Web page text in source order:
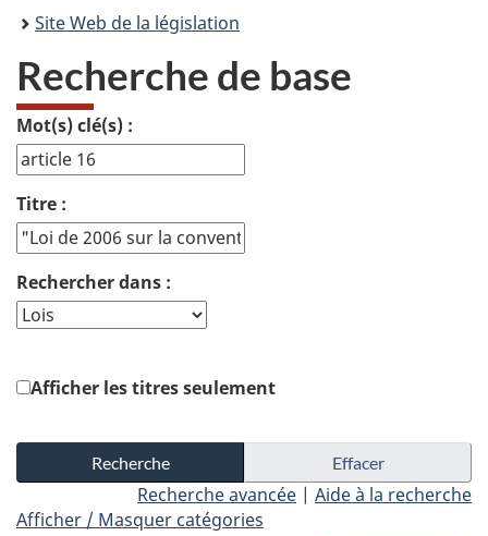
ici
Site Web de la législation
Recherche de base
Mot(s) clé(s) :
Titre :
Rechercher dans :
Afficher les titres seulement
Recherche avancée | Aide à la recherche
Afficher / Masquer catégories